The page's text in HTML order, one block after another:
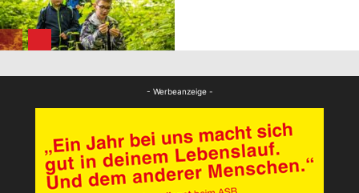
FB News
- Werbeanzeige -